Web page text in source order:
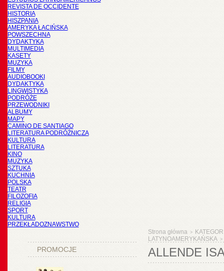
REVISTA DE OCCIDENTE
HISTORIA
HISZPANIA
AMERYKA ŁACIŃSKA
POWSZECHNA
DYDAKTYKA
MULTIMEDIA
KASETY
MUZYKA
FILMY
AUDIOBOOKI
DYDAKTYKA
LINGWISTYKA
PODRÓŻE
PRZEWODNIKI
ALBUMY
MAPY
CAMINO DE SANTIAGO
LITERATURA PODRÓŻNICZA
KULTURA
LITERATURA
KINO
MUZYKA
SZTUKA
KUCHNIA
POLSKA
TEATR
FILOZOFIA
RELIGIA
SPORT
KULTURA
PRZEKŁADOZNAWSTWO
PROMOCJE
Strona główna >
LATYNOAMERYKAŃSKA >
ALLENDE